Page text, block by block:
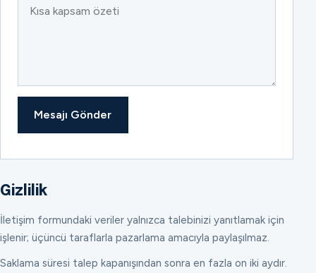
Mesajı Gönder
Gizlilik
İletişim formundaki veriler yalnızca talebinizi yanıtlamak için
işlenir; üçüncü taraflarla pazarlama amacıyla paylaşılmaz.
Saklama süresi talep kapanışından sonra en fazla on iki aydır.